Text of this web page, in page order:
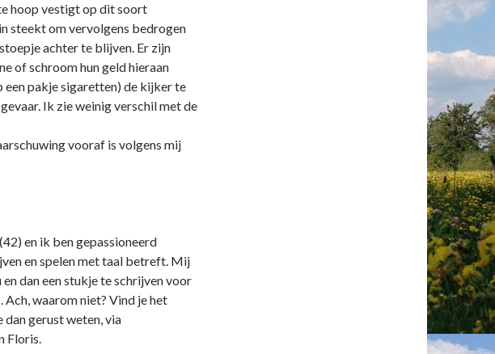
hoop vestigt op dit soort
steekt om vervolgens bedrogen
achter te blijven. Er zijn
of schroom hun geld hieraan
pakje sigaretten) de kijker te
Ik zie weinig verschil met de
vooraf is volgens mij
en ik ben gepassioneerd
en spelen met taal betreft. Mij
dan een stukje te schrijven voor
Ach, waarom niet? Vind je het
dan gerust weten, via
Floris.